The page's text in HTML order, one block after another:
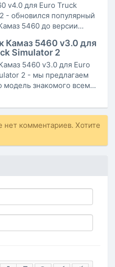
v4.0 для Euro Truck
- обновился популярный
5460 до версии...
Камаз 5460 v3.0 для
Simulator 2
5460 v3.0 для Euro
2 - мы предлагаем
модель знакомого всем...
комментариев. Хотите